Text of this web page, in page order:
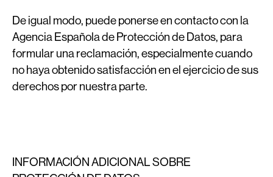
De igual modo, puede ponerse en contacto con la
Agencia Española de Protección de Datos, para
formular una reclamación, especialmente cuando
no haya obtenido satisfacción en el ejercicio de sus
derechos por nuestra parte.
INFORMACIÓN ADICIONAL SOBRE